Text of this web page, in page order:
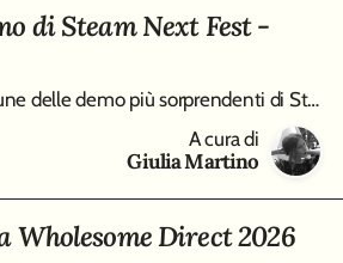
di Steam Next Fest -
Una selezione di alcune delle demo più sorprendenti di Steam Next Fest, edizione Giugno 2026, da Virtue and a Sledgehammer a Burn-9
A cura di
Giulia Martino
Wholesome Direct 2026